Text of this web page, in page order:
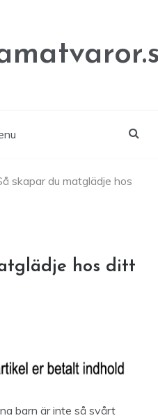
skapar du matglädje hos
hos ditt
barn är inte så svårt